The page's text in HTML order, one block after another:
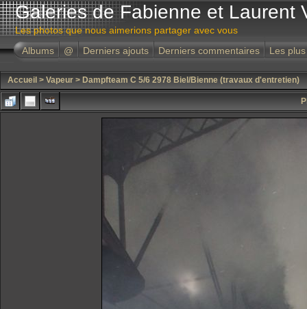
Galeries de Fabienne et Laurent
Les photos que nous aimerions partager avec vous
Albums
@ Derniers ajouts Derniers commentaires Les
Accueil > Vapeur > Dampfteam C 5/6 2978 Biel/Bienne (travaux d'entretien)